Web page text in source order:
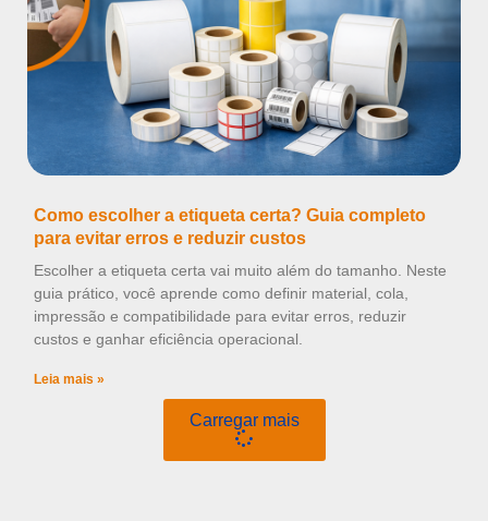
Como escolher a etiqueta certa? Guia completo
para evitar erros e reduzir custos
Escolher a etiqueta certa vai muito além do tamanho. Neste
guia prático, você aprende como definir material, cola,
impressão e compatibilidade para evitar erros, reduzir
custos e ganhar eficiência operacional.
Leia mais »
Carregar mais